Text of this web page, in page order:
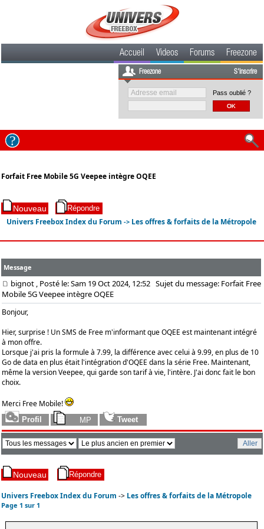
Accueil Videos Forums Freezone
Freezone S'inscrire
Pass oublié ?
Forfait Free Mobile 5G Veepee intègre OQEE
Univers Freebox Index du Forum -> Les offres & forfaits de la Métropole
Message
bignot , Posté le: Sam 19 Oct 2024, 12:52 Sujet du message: Forfait Free
Mobile 5G Veepee intègre OQEE
Bonjour,
Hier, surprise ! Un SMS de Free m'informant que OQEE est maintenant intégré
à mon offre.
Lorsque j'ai pris la formule à 7.99, la différence avec celui à 9.99, en plus de 10
Go de data en plus était l'intégration d'OQEE dans la série Free. Maintenant,
même la version Veepee, qui garde son tarif à vie, l'intère. J'ai donc fait le bon
choix.
Merci Free Mobile!
Univers Freebox Index du Forum -> Les offres & forfaits de la Métropole
Page1 sur1